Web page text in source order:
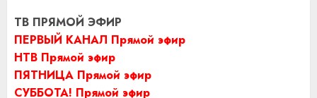
ТВ ПРЯМОЙ ЭФИР
ПЕРВЫЙ КАНАЛ Прямой эфир
НТВ Прямой эфир
ПЯТНИЦА Прямой эфир
СУББОТА! Прямой эфир